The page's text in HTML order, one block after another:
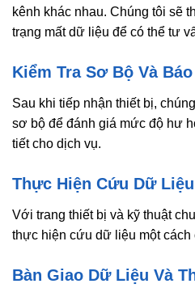
kênh khác nhau. Chúng tôi sẽ
trạng mất dữ liệu để có thể tư
Kiểm Tra Sơ Bộ Và
Sau khi tiếp nhận thiết bị,
sơ bộ để đánh giá mức độ hư
tiết cho dịch vụ.
Thực Hiện Cứu Dữ Liệu
Với trang thiết bị và kỹ thuật
thực hiện cứu dữ liệu một cách
Bàn Giao Dữ Liệu Và